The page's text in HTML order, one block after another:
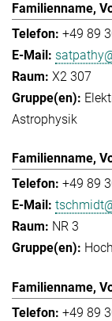
+49 89
X2 307
Astrophysik
+49 89
NR 3
+49 89